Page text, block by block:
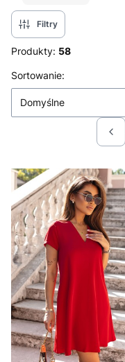
Filtry
Produkty: 58
Lista produktów
Sortowanie:
Domyślne